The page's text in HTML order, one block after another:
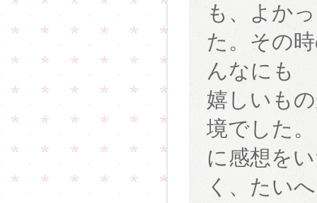
も、よか
た。その
んなにも
嬉しいも
境でした
に感想を
く、たい